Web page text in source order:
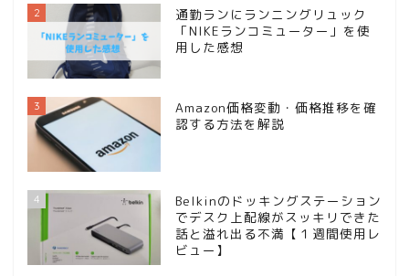
2
通勤ランにランニングリュック
「NIKEランコミューター」を使
用した感想
3
Amazon価格変動・価格推移を確
認する方法を解説
4
Belkinのドッキングステーション
でデスク上配線がスッキリできた
話と溢れ出る不満【１週間使用レ
ビュー】